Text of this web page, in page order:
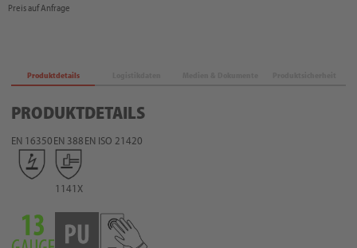
Preis auf Anfrage
Produktdetails
PRODUKTDETAILS
EN 16350EN 388
1141X
EN ISO 21420